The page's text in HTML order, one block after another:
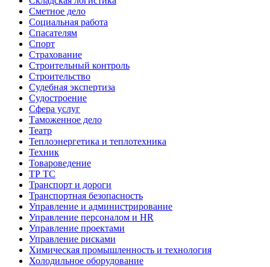
Сметное дело
Социальная работа
Спасателям
Спорт
Страхование
Строительный контроль
Строительство
Судебная экспертиза
Судостроение
Сфера услуг
Таможенное дело
Театр
Теплоэнергетика и теплотехника
Техник
Товароведение
ТР ТС
Транспорт и дороги
Транспортная безопасность
Управление и администрирование
Управление персоналом и HR
Управление проектами
Управление рисками
Химическая промышленность и технология
Холодильное оборудование